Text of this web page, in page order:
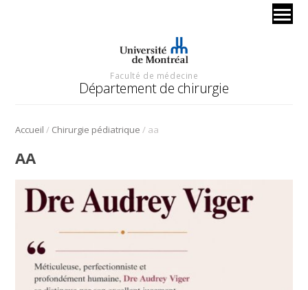
Faculté de médecine
Département de chirurgie
Accueil / Chirurgie pédiatrique / aa
AA